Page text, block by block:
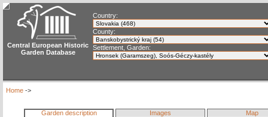
Central European Historic
Garden Database
Country:
County:
Settlement, Garden:
Home ->
Garden description Images Map